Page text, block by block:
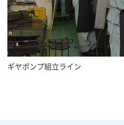
ギヤポンプ組立ライン